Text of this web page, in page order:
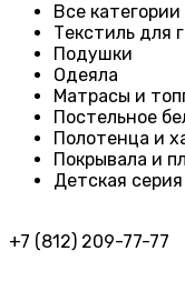
Все категории
Текстиль для
Подушки
Одеяла
Матрасы и
Постельное
Полотенца и
Покрывала и
Детская серия
+7 (812) 209-77-77